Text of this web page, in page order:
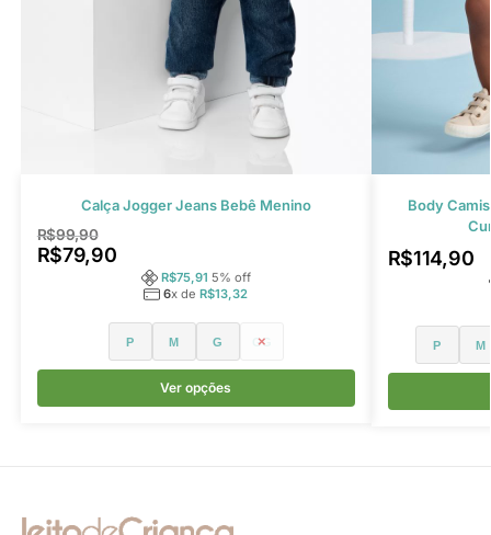
Calça Jogger Jeans Bebê Menino
R$99,90
R$79,90
R$75,91 5% off
6x deR$13,32
P M G GG
Ver opções
Body
R$114,90
P M